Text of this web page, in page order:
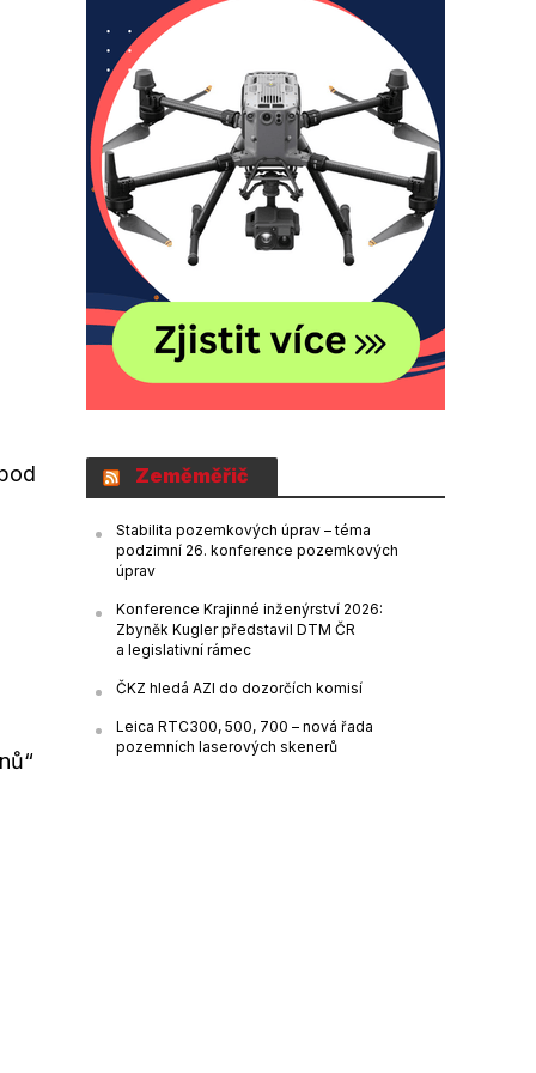
Zeměměřič
Stabilita pozemkových úprav – téma
podzimní 26. konference pozemkových
úprav
Konference Krajinné inženýrství 2026:
Zbyněk Kugler představil DTM ČR
a legislativní rámec
ČKZ hledá AZI do dozorčích komisí
Leica RTC300, 500, 700 – nová řada
pozemních laserových skenerů